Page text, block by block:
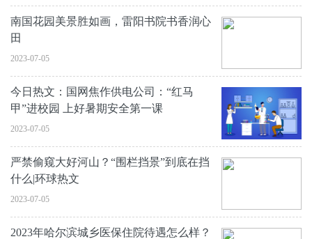
南国花园美景胜如画，雷阳书院书香润心
田
2023-07-05
今日热文：国网焦作供电公司：“红马
甲”进校园 上好暑期安全第一课
2023-07-05
严禁偷窥大好河山？“围栏挡景”到底在挡
什么|环球热文
2023-07-05
2023年哈尔滨城乡医保住院待遇怎么样？